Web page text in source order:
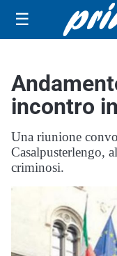
☰
incontro
Una riunione
Casalpusterlengo,
criminosi.